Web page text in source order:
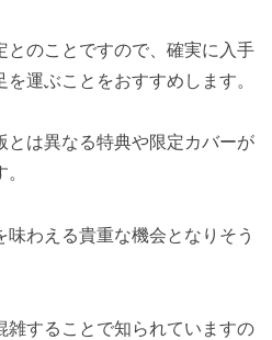
とのことですので、確実に入手
運ぶことをおすすめします。
とは異なる特典や限定カバーが
わえる貴重な機会となりそう
雑することで知られていますの